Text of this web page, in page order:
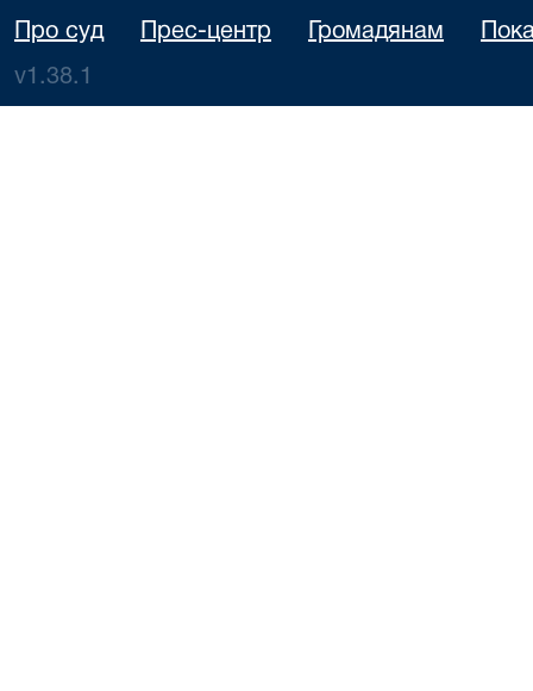
Про суд Прес-центр Громадянам
v1.38.1